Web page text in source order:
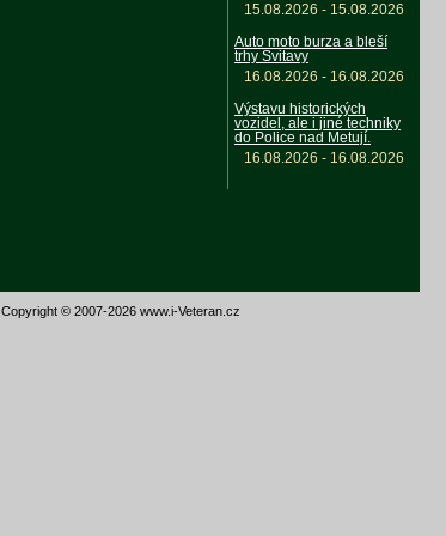
15.08.2026 - 15.08.2026
Auto moto burza a bleší
trhy Svitavy
16.08.2026 - 16.08.2026
Výstavu historických
vozidel, ale i jiné techniky
do Police nad Metují.
16.08.2026 - 16.08.2026
Copyright © 2007-2026 www.i-Veteran.cz